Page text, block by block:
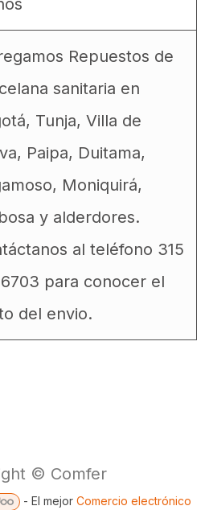
Repuestos de
sanitaria en
Tunja, Villa de
Paipa, Duitama,
Moniquirá,
y alderdores.
al teléfono 315
para conocer el
del envio.
© Comfer
- El mejor Comercio electrónico